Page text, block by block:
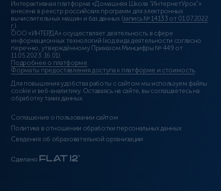
Интерактивная платформа «Домашняя Школа “ИнтернетУрок”»
внесена в реестр российских программ для электронных
вычислительных машин и баз данных (запись № 14133 от 01.07.2022
г.).
ООО «ИНТЕРДА» осуществляет деятельность в сфере
информационных технологий (код вида деятельности согласно
перечню, утверждённому Приказом Минцифры № 449 от
11.05.2023: 16.01)
Подробнее о платформе.
Форматы предоставления доступа к платформе и стоимость.
Для повышения удобства работы с сайтом мы используем файлы
cookie и веб-аналитику. Оставаясь на сайте, вы соглашаетесь на
обработку таких данных.
Соглашение о пользовании сайтом
Политика в отношении обработки персональных данных
Сведения об образовательной организации